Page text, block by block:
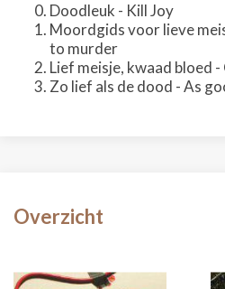
Doodleuk - Kill Joy
Moordgids voor lieve
to murder
Lief meisje, kwaad bloed
Zo lief als de dood - As
Overzicht